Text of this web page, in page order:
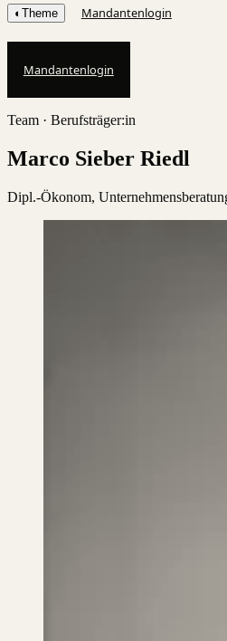
◐ Theme Mandantenlogin
Mandantenlogin
Team · Berufsträger:in
Marco Sieber Riedl
Dipl.-Ökonom,